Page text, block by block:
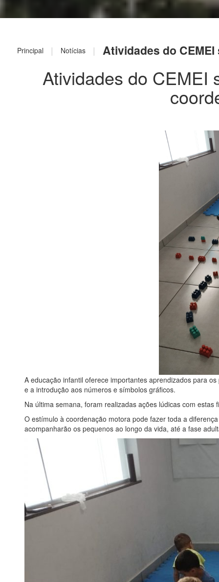
Principal | Notícias | Atividades do
Atividades do CEMEI
A educação infantil oferece importantes aprendizados para
e a introdução aos números e símbolos gráficos.
Na última semana, foram realizadas ações lúdicas com estas
O estímulo à coordenação motora pode fazer toda a
acompanharão os pequenos ao longo da vida, até a fase